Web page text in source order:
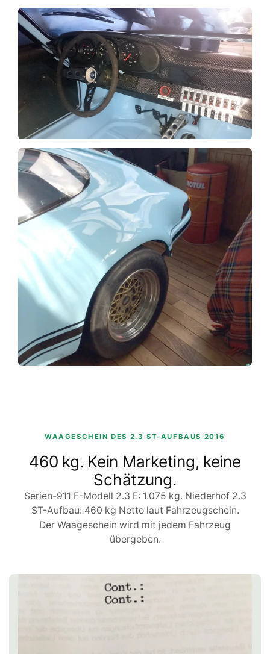
WAAGESCHEIN DES 2.3 ST-AUFBAUS 2016
460 kg. Kein Marketing, keine
Schätzung.
Serien-911 F-Modell 2.3 E: 1.075 kg. Niederhof 2.3
ST-Aufbau: 460 kg Netto laut Fahrzeugschein.
Der Waageschein wird mit jedem Fahrzeug
übergeben.